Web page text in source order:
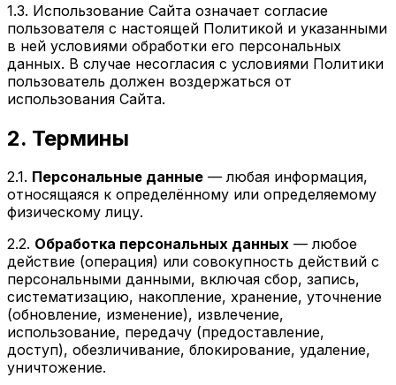
1.3. Использование Сайта означает согласие
пользователя с настоящей Политикой и указанными
в ней условиями обработки его персональных
данных. В случае несогласия с условиями Политики
пользователь должен воздержаться от
использования Сайта.
2. Термины
2.1. Персональные данные — любая информация,
относящаяся к определённому или определяемому
физическому лицу.
2.2. Обработка персональных данных — любое
действие (операция) или совокупность действий с
персональными данными, включая сбор, запись,
систематизацию, накопление, хранение, уточнение
(обновление, изменение), извлечение,
использование, передачу (предоставление,
доступ), обезличивание, блокирование, удаление,
уничтожение.